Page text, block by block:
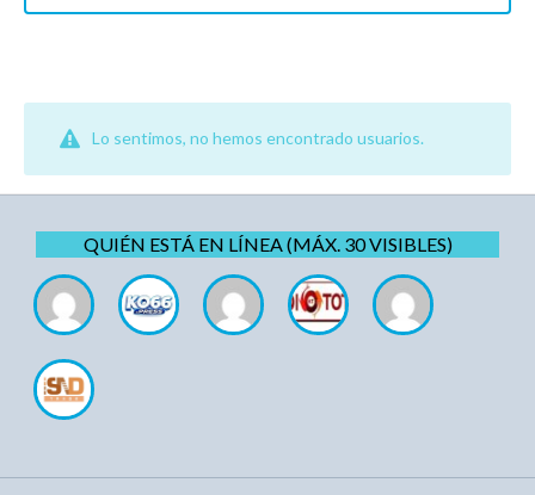
Lo sentimos, no hemos encontrado usuarios.
QUIÉN ESTÁ EN LÍNEA (MÁX. 30 VISIBLES)